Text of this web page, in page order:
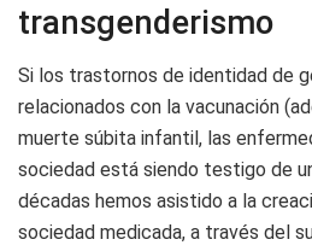
transgenderismo
Si los trastornos de identidad de
relacionados con la vacunación
muerte súbita infantil, las
sociedad está siendo testigo de
décadas hemos asistido a la
sociedad medicada, a través del